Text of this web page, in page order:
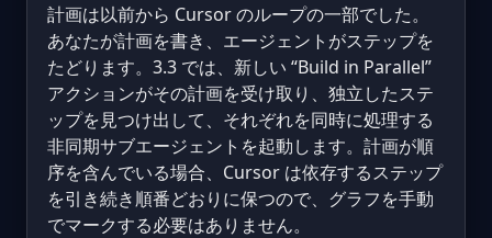
計画は以前から Cursor のループの一部でした。
あなたが計画を書き、エージェントがステップを
たどります。3.3 では、新しい “Build in Parallel”
アクションがその計画を受け取り、独立したステ
ップを見つけ出して、それぞれを同時に処理する
非同期サブエージェントを起動します。計画が順
序を含んでいる場合、Cursor は依存するステップ
を引き続き順番どおりに保つので、グラフを手動
でマークする必要はありません。